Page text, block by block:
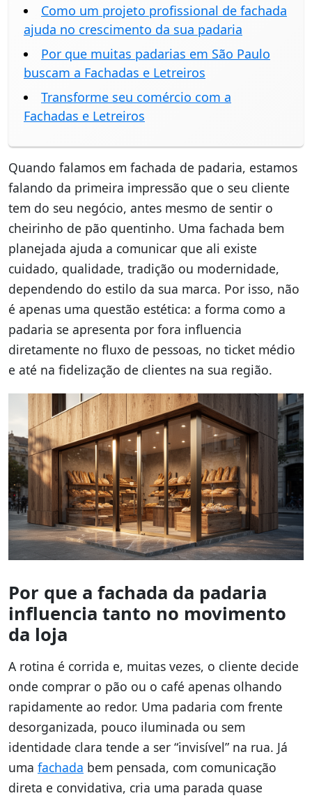
Como um projeto profissional de fachada
ajuda no crescimento da sua padaria
Por que muitas padarias em São Paulo
buscam a Fachadas e Letreiros
Transforme seu comércio com a
Fachadas e Letreiros
Quando falamos em fachada de padaria, estamos
falando da primeira impressão que o seu cliente
tem do seu negócio, antes mesmo de sentir o
cheirinho de pão quentinho. Uma fachada bem
planejada ajuda a comunicar que ali existe
cuidado, qualidade, tradição ou modernidade,
dependendo do estilo da sua marca. Por isso, não
é apenas uma questão estética: a forma como a
padaria se apresenta por fora influencia
diretamente no fluxo de pessoas, no ticket médio
e até na fidelização de clientes na sua região.
Por que a fachada da padaria
influencia tanto no movimento
da loja
A rotina é corrida e, muitas vezes, o cliente decide
onde comprar o pão ou o café apenas olhando
rapidamente ao redor. Uma padaria com frente
desorganizada, pouco iluminada ou sem
identidade clara tende a ser “invisível” na rua. Já
uma fachada bem pensada, com comunicação
direta e convidativa, cria uma parada quase